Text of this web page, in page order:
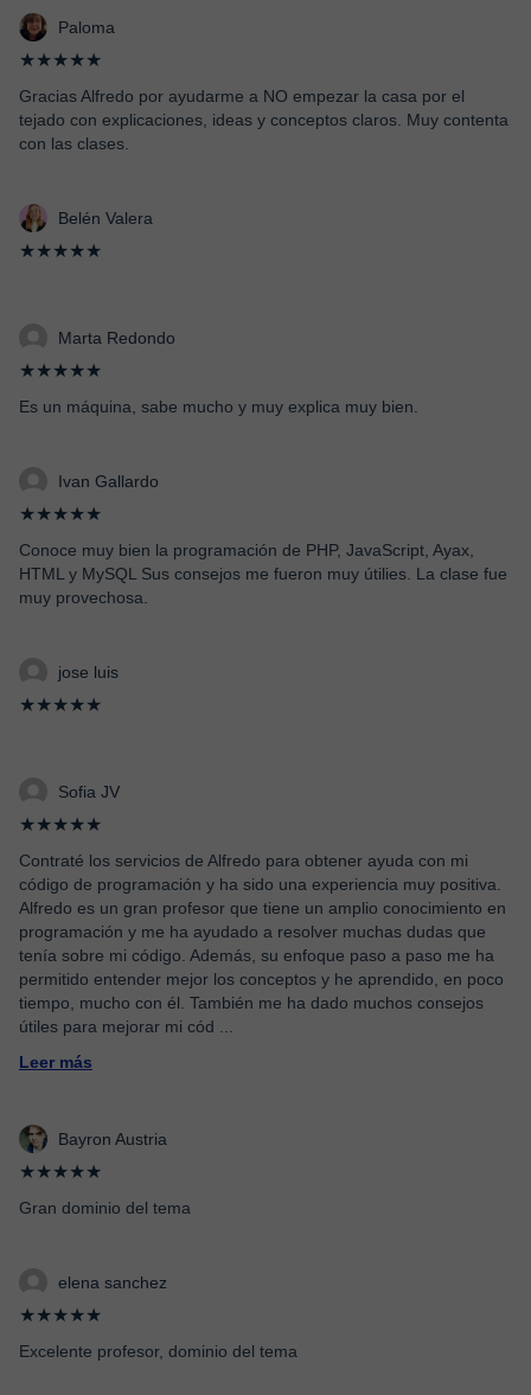
Paloma
★★★★★
Gracias Alfredo por ayudarme a NO empezar la casa por el
tejado con explicaciones, ideas y conceptos claros. Muy contenta
con las clases.
Belén Valera
★★★★★
Marta Redondo
★★★★★
Es un máquina, sabe mucho y muy explica muy bien.
Ivan Gallardo
★★★★★
Conoce muy bien la programación de PHP, JavaScript, Ayax,
HTML y MySQL Sus consejos me fueron muy útilies. La clase fue
muy provechosa.
jose luis
★★★★★
Sofia JV
★★★★★
Contraté los servicios de Alfredo para obtener ayuda con mi
código de programación y ha sido una experiencia muy positiva.
Alfredo es un gran profesor que tiene un amplio conocimiento en
programación y me ha ayudado a resolver muchas dudas que
tenía sobre mi código. Además, su enfoque paso a paso me ha
permitido entender mejor los conceptos y he aprendido, en poco
tiempo, mucho con él. También me ha dado muchos consejos
útiles para mejorar mi cód
Leer más
Bayron Austria
★★★★★
Gran dominio del tema
elena sanchez
★★★★★
Excelente profesor, dominio del tema